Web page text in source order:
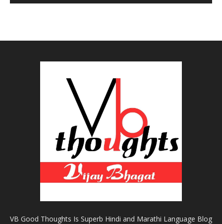
VB Good Thoughts Is Superb Hindi and Marathi Language Blog